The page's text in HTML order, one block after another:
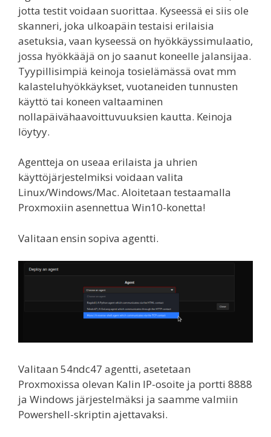
jotta testit voidaan suorittaa. Kyseessä ei siis ole
skanneri, joka ulkoapäin testaisi erilaisia
asetuksia, vaan kyseessä on hyökkäyssimulaatio,
jossa hyökkääjä on jo saanut koneelle jalansijaa.
Tyypillisimpiä keinoja tosielämässä ovat mm
kalasteluhyökkäykset, vuotaneiden tunnusten
käyttö tai koneen valtaaminen
nollapäivähaavoittuvuuksien kautta. Keinoja
löytyy.
Agentteja on useaa erilaista ja uhrien
käyttöjärjestelmiksi voidaan valita
Linux/Windows/Mac. Aloitetaan testaamalla
Proxmoxiin asennettua Win10-konetta!
Valitaan ensin sopiva agentti.
Valitaan 54ndc47 agentti, asetetaan
Proxmoxissa olevan Kalin IP-osoite ja portti 8888
ja Windows järjestelmäksi ja saamme valmiin
Powershell-skriptin ajettavaksi.